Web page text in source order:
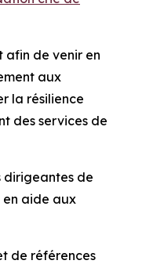
afin de venir en
aux
la résilience
des services de
dirigeantes de
en aide aux
de références